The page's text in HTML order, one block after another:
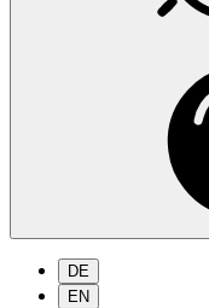
DE
EN